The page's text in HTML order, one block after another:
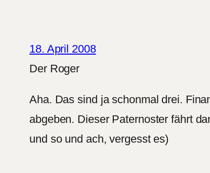
18. April 2008
Der Roger
Aha. Das sind ja schonmal drei.
abgeben. Dieser Paternoster fährt
und so und ach, vergesst es)